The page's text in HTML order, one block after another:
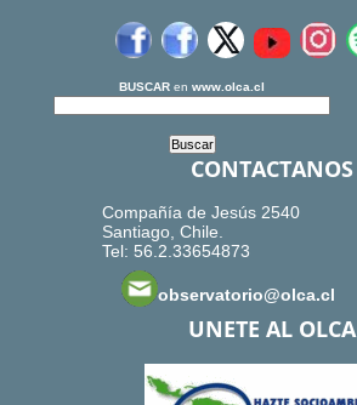
BUSCAR en www.olca.cl
CONTACTANOS
Compañía de Jesús 2540
Santiago, Chile.
Tel: 56.2.33654873
observatorio@olca.cl
UNETE AL OLCA